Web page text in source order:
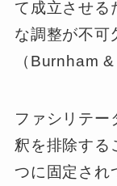
て成立させる
な調整が不可
（Burnham
ファシリテー
釈を排除する
つに固定され